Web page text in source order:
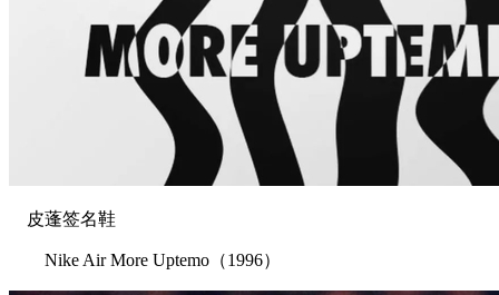
皮蓬签名鞋
Nike Air More Uptemo（1996）